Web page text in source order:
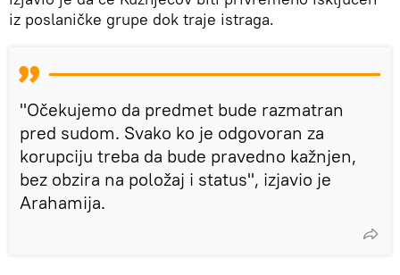
iz poslaničke grupe dok traje istraga.
"Očekujemo da predmet bude razmatran
pred sudom. Svako ko je odgovoran za
korupciju treba da bude pravedno kažnjen,
bez obzira na položaj i status", izjavio je
Arahamija.